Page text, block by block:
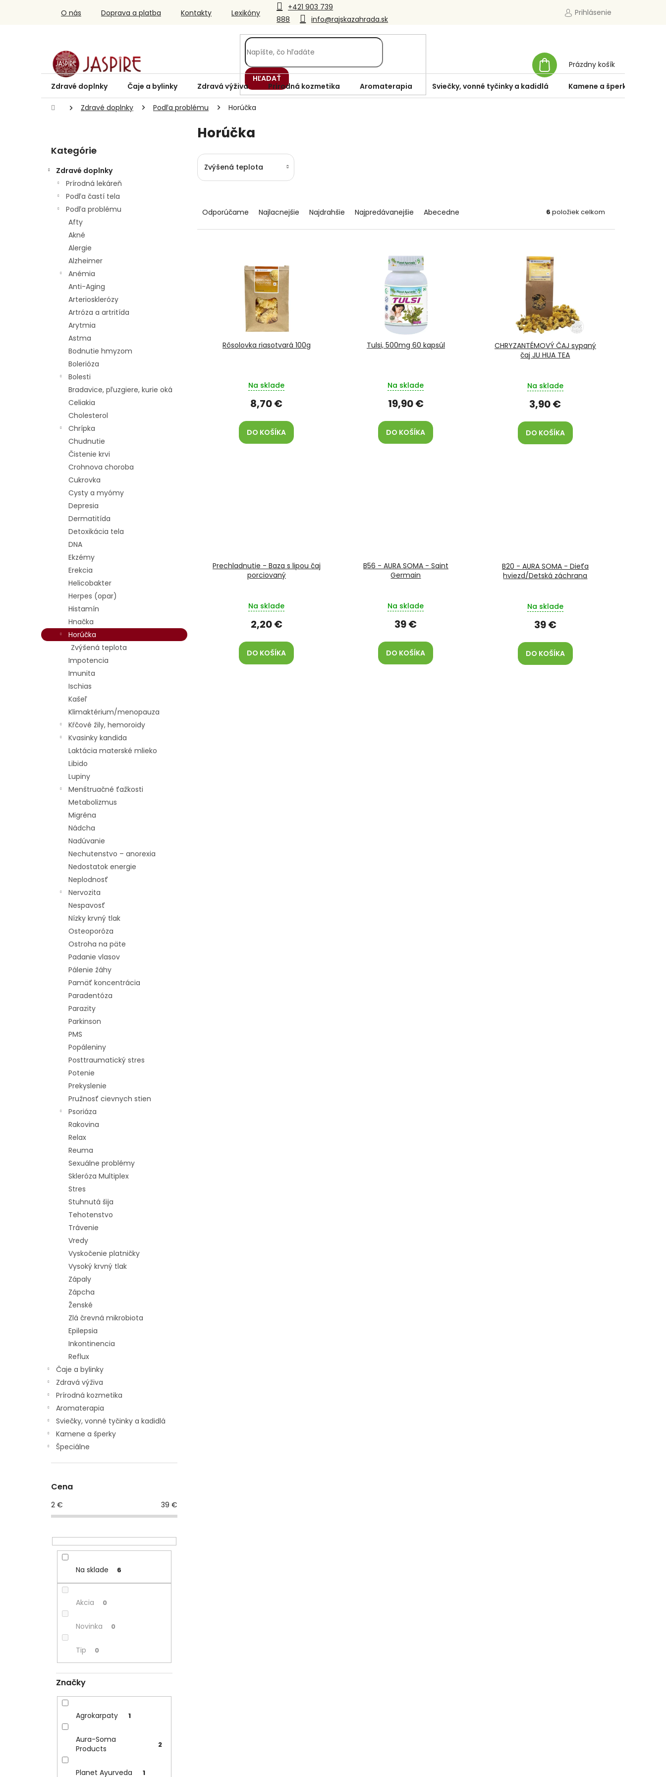
+421 903 739
888
info@rajskazahrada.sk
O nás Doprava a platba Kontakty Lexikóny Prihlásenie
HĽADAŤ
KOŠÍK
Prázdny košík
Zdravé doplnky Čaje a bylinky Zdravá výživa Prírodná kozmetika Aromaterapia Sviečky, vonné tyčinky a kadidlá Kamene a šperky
DomovZdravé doplnky Podľa problému Horúčka
kategórie
Kategórie
Zdravé doplnky
Prírodná lekáreň
Podľa častí tela
Podľa problému
Afty
Akné
Alergie
Alzheimer
Anémia
Anti-Aging
Arteriosklerózy
Artróza a artritída
Arytmia
Astma
Bodnutie hmyzom
Bolerióza
Bolesti
Bradavice, pľuzgiere, kurie oká
Celiakia
Cholesterol
Chrípka
Chudnutie
Čistenie krvi
Crohnova choroba
Cukrovka
Cysty a myómy
Depresia
Dermatitída
Detoxikácia tela
DNA
Ekzémy
Erekcia
Helicobakter
Herpes (opar)
Histamín
Hnačka
Horúčka
Zvýšená teplota
Impotencia
Imunita
Ischias
Kašeľ
Klimaktérium/menopauza
Kŕčové žily, hemoroidy
Kvasinky kandida
Laktácia materské mlieko
Libido
Lupiny
Menštruačné ťažkosti
Metabolizmus
Migréna
Nádcha
Nadúvanie
Nechutenstvo – anorexia
Nedostatok energie
Neplodnosť
Nervozita
Nespavosť
Nízky krvný tlak
Osteoporóza
Ostroha na päte
Padanie vlasov
Pálenie žáhy
Pamäť koncentrácia
Paradentóza
Parazity
Parkinson
PMS
Popáleniny
Posttraumatický stres
Potenie
Prekyslenie
Pružnosť cievnych stien
Psoriáza
Rakovina
Relax
Reuma
Sexuálne problémy
Skleróza Multiplex
Stres
Stuhnutá šija
Tehotenstvo
Trávenie
Vredy
Vyskočenie platničky
Vysoký krvný tlak
Zápaly
Zápcha
Ženské
Zlá črevná mikrobiota
Epilepsia
Inkontinencia
Reflux
Čaje a bylinky
Zdravá výživa
Prírodná kozmetika
Aromaterapia
Sviečky, vonné tyčinky a kadidlá
Kamene a šperky
Špeciálne
Cena
2 € 39 €
Na sklade 6
Akcia 0
Novinka 0
Tip 0
Značky
Agrokarpaty 1
Aura-Soma
Products
2
Planet Ayurveda 1
Horúčka
Zvýšená teplota
a
e
Odporúčame Najlacnejšie Najdrahšie Najpredávanejšie Abecedne 6 položiek celkom
Rôsolovka riasotvará 100g
Na sklade
8,70 €
DO KOŠÍKA
Tulsi, 500mg 60 kapsúl
Na sklade
19,90 €
DO KOŠÍKA
CHRYZANTÉMOVÝ ČAJ sypaný
čaj JU HUA TEA
Na sklade
3,90 €
DO KOŠÍKA
Prechladnutie - Baza s lipou čaj
porciovaný
Na sklade
2,20 €
DO KOŠÍKA
B56 - AURA SOMA - Saint
Germain
Na sklade
39 €
DO KOŠÍKA
B20 - AURA SOMA - Dieťa
hviezd/Detská záchrana
Na sklade
39 €
DO KOŠÍKA